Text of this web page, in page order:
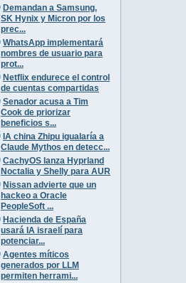
Demandan a Samsung,
SK Hynix y Micron por los
prec...
WhatsApp implementará
nombres de usuario para
prot...
Netflix endurece el control
de cuentas compartidas
Senador acusa a Tim
Cook de priorizar
beneficios s...
IA china Zhipu igualaría a
Claude Mythos en detecc...
CachyOS lanza Hyprland
Noctalia y Shelly para AUR
Nissan advierte que un
hackeo a Oracle
PeopleSoft ...
Hacienda de España
usará IA israelí para
potenciar...
Agentes míticos
generados por LLM
permiten herrami...